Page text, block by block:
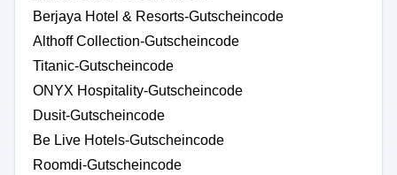
Berjaya Hotel & Resorts-Gutscheincode
Althoff Collection-Gutscheincode
Titanic-Gutscheincode
ONYX Hospitality-Gutscheincode
Dusit-Gutscheincode
Be Live Hotels-Gutscheincode
Roomdi-Gutscheincode